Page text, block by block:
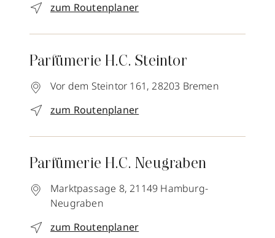
zum Routenplaner
Parfümerie H.C. Steintor
Vor dem Steintor 161, 28203 Bremen
zum Routenplaner
Parfümerie H.C. Neugraben
Marktpassage 8, 21149 Hamburg-
Neugraben
zum Routenplaner